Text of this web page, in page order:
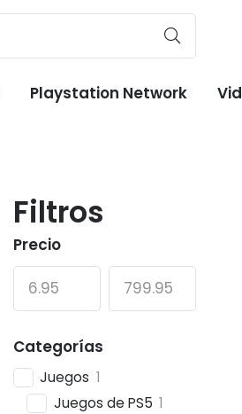
Playstation Network
Filtros
Precio
Categorías
Juegos 1
Juegos de PS5 1